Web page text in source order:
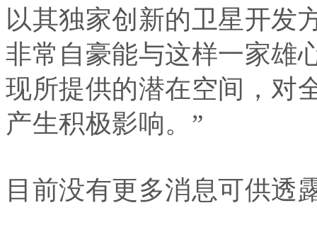
以其独家创新的卫星开发
非常自豪能与这样一家雄
现所提供的潜在空间，对
产生积极影响。”
目前没有更多消息可供透